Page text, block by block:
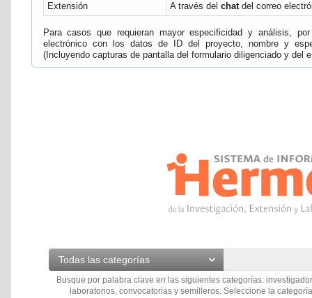
Extensión
A través del chatdel correo
Para casos que requieran mayor especificidad y análisis,
electrónico con los datos de ID del proyecto, nombre y
(Incluyendo capturas de pantalla del formulario diligenciado y del
Todas las categorías
Busque por palabra clave en las siguientes categorías:
laboratorios, convocatorias y semilleros. Seleccione la